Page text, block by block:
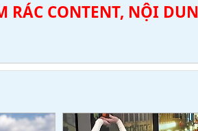
RÁC CONTENT, NỘI